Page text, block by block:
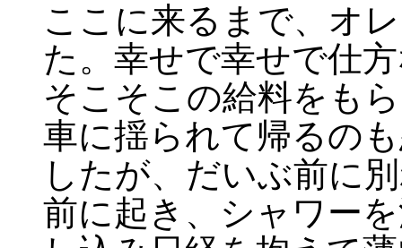
ここに来るまで、オ
た。幸せで幸せで仕
そこそこの給料をも
車に揺られて帰るの
したが、だいぶ前に
前に起き、シャワー